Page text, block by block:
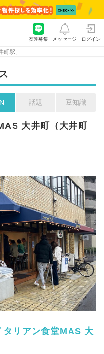
駅）
友達募集 メッセージ ログイン
話題 豆知識
大井町（大井町
タリアン食堂MAS 大